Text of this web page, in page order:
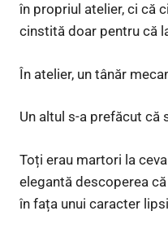
în propriul atelier, ci că
cinstită doar pentru că
În atelier, un tânăr
Un altul s-a prefăcut că
Toți erau martori la
elegantă descoperea
în fața unui caracter